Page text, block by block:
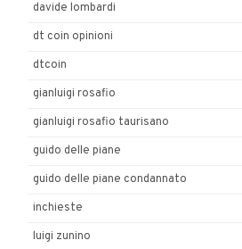
davide lombardi
dt coin opinioni
dtcoin
gianluigi rosafio
gianluigi rosafio taurisano
guido delle piane
guido delle piane condannato
inchieste
luigi zunino